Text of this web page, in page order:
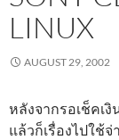
LINUX
AUGUST 29, 2002
หลังจากรอเช็คเงิ
แล้วก็เรื่องไปใช้จ่